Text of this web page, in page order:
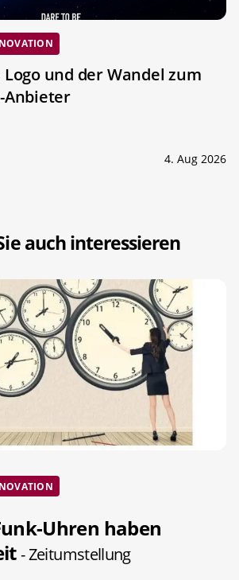
und der Wandel zum
Anbieter
4. Aug 2026
auch interessieren
Uhren haben
- Zeitumstellung